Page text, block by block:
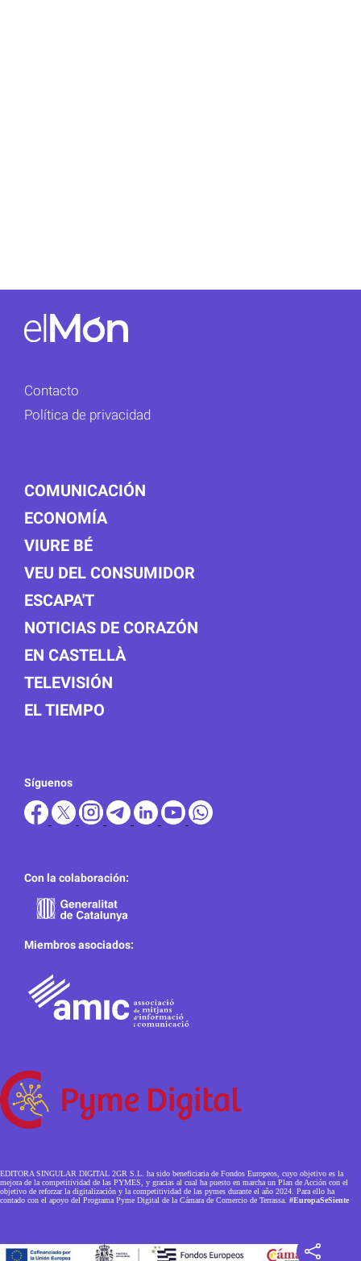
Contacto
Política de privacidad
COMUNICACIÓN
ECONOMÍA
VIURE BÉ
VEU DEL CONSUMIDOR
ESCAPA'T
NOTICIAS DE CORAZÓN
EN CASTELLÀ
TELEVISIÓN
EL TIEMPO
Síguenos
Con la colaboración:
Miembros asociados:
EDITORA SINGULAR DIGITAL 2GR S.L. ha sido beneficiaria de Fondos Europeos, cuyo objetivo es la
mejora de la competitividad de las PYMES, y gracias al cual ha puesto en marcha un Plan de Acción con el
objetivo de reforzar la digitalización y la competitividad de las pymes durante el año 2024. Para ello ha
contado con el apoyo del Programa Pyme Digital de la Cámara de Comercio de Terrassa. #EuropaSeSiente